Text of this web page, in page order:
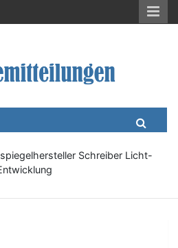
News, Meldungen, Wirtschaft
Schreiber Licht-